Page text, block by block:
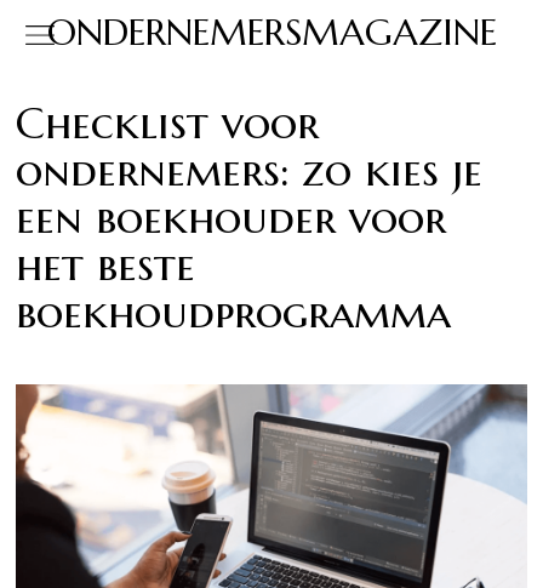
ONDERNEMERSMAGAZINE
Checklist voor
ondernemers: zo kies je
een boekhouder voor
het beste
boekhoudprogramma